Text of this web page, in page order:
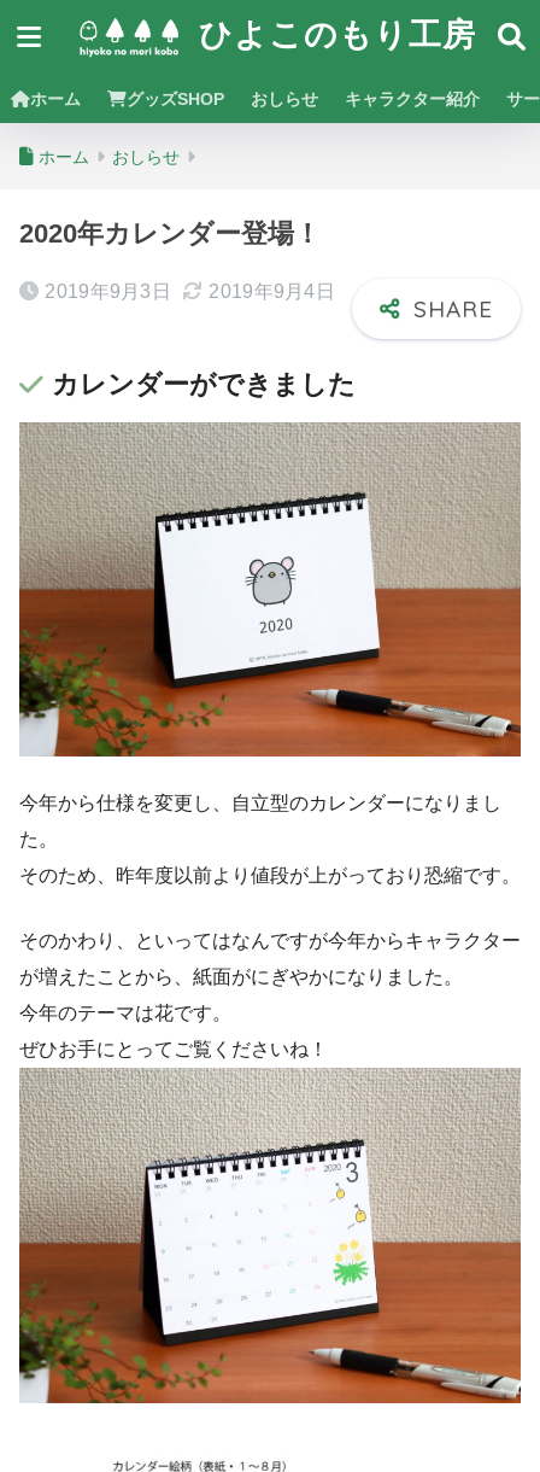
ひよこのもり工房
ホーム グッズSHOP おしらせ キャラクター紹介 サ
ホーム おしらせ
2020年カレンダー登場！
2019年9月3日 2019年9月4日
カレンダーができました
今年から仕様を変更し、自立型のカレンダーになりまし
た。
そのため、昨年度以前より値段が上がっており恐縮です。
そのかわり、といってはなんですが今年からキャラクター
が増えたことから、紙面がにぎやかになりました。
今年のテーマは花です。
ぜひお手にとってご覧くださいね！